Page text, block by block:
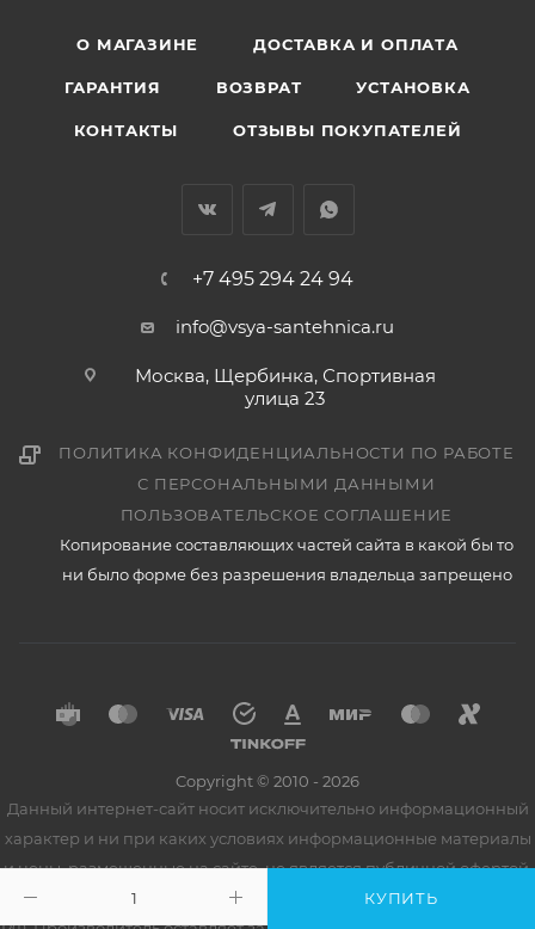
КУПИТЬ
О МАГАЗИНЕ ДОСТАВКА И ОПЛАТА
ГАРАНТИЯ ВОЗВРАТ УСТАНОВКА
КОНТАКТЫ ОТЗЫВЫ ПОКУПАТЕЛЕЙ
+7 495 294 24 94
info@vsya-santehnica.ru
Москва, Щербинка, Спортивная
улица 23
ПОЛИТИКА КОНФИДЕНЦИАЛЬНОСТИ ПО РАБОТЕ
С ПЕРСОНАЛЬНЫМИ ДАННЫМИ
ПОЛЬЗОВАТЕЛЬСКОЕ СОГЛАШЕНИЕ
Копирование составляющих частей сайта в какой бы то
ни было форме без разрешения владельца запрещено
Copyright © 2010 - 2026
Данный интернет-сайт носит исключительно информационный
характер и ни при каких условиях информационные материалы
и цены, размещенные на сайте, не является публичной офертой,
определяемой положениями Статьи 437 Гражданского кодекса